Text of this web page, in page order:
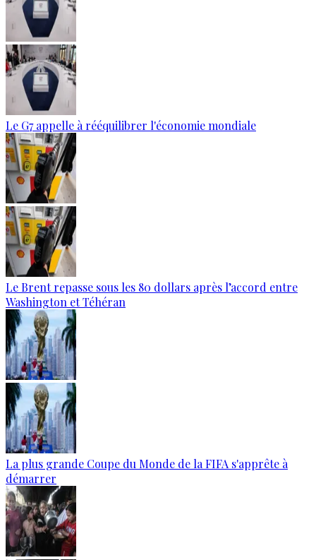
Le G7 appelle à rééquilibrer l'économie mondiale
Le Brent repasse sous les 80 dollars après l’accord entre
Washington et Téhéran
La plus grande Coupe du Monde de la FIFA s'apprête à
démarrer